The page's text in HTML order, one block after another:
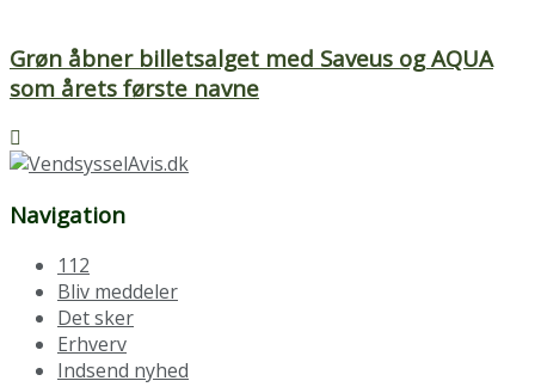
Grøn åbner billetsalget med Saveus og AQUA
som årets første navne
Navigation
112
Bliv meddeler
Det sker
Erhverv
Indsend nyhed